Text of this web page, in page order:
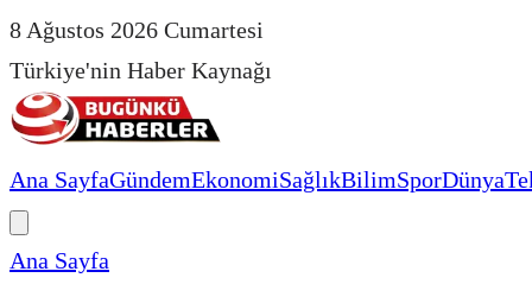
8 Ağustos 2026 Cumartesi
Türkiye'nin Haber Kaynağı
Ana SayfaGündemEkonomiSağlıkBilimSporDünya
Ana Sayfa